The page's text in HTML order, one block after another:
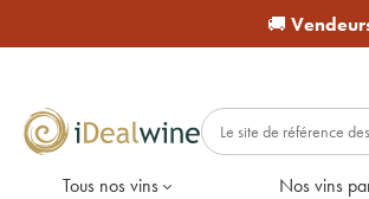
🚚
Tous nos vins Nos vins